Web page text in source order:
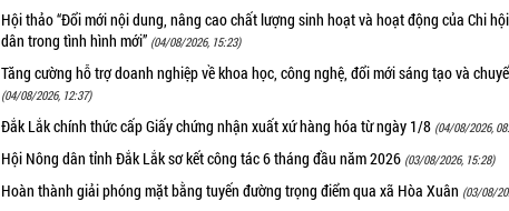
Hội thảo “Đổi mới nội dung, nâng cao chất lượng sinh hoạt và hoạt động của Chi
dân trong tình hình mới” (04/08/2026, 15:23)
Tăng cường hỗ trợ doanh nghiệp về khoa học, công nghệ, đổi mới sáng tạo và
(04/08/2026, 12:37)
Đắk Lắk chính thức cấp Giấy chứng nhận xuất xứ hàng hóa từ ngày 1/8 (04/08/2026,
Hội Nông dân tỉnh Đắk Lắk sơ kết công tác 6 tháng đầu năm 2026 (03/08/2026, 15:28)
Hoàn thành giải phóng mặt bằng tuyến đường trọng điểm qua xã Hòa Xuân (03/08/